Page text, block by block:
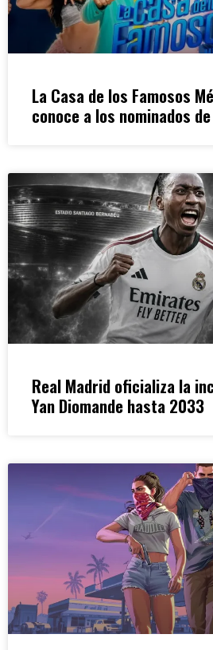
La Casa de los Famosos
conoce a los nominados
Real Madrid oficializa la
Yan Diomande hasta 2033